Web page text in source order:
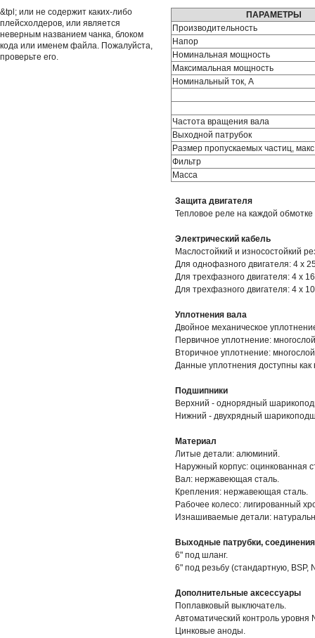
&tpl; или не содержит каких-либо
плейсхолдеров, или является
неверным названием чанка, блоком
кода или именем файла. Пожалуйста,
проверьте его.
ПАРАМЕТРЫ
Производительность
Напор
Номинальная мощность
Максимальная мощность
Номинальный ток, А
Частота вращения вала
Выходной патрубок
Размер пропускаемых частиц,
Фильтр
Масса
Защита двигателя
Тепловое реле на каждой
Электрический кабель
Маслостойкий и износостойкий
Для однофазного двигателя: 4 х
Для трехфазного двигателя: 4 х
Для трехфазного двигателя: 4 х
Уплотнения вала
Двойное механическое
Первичное уплотнение:
Вторичное уплотнение:
Данные уплотнения доступны как
Подшипники
Верхний - однорядный
Нижний - двухрядный
Материал
Литые детали: алюминий.
Наружный корпус: оцинкованная
Вал: нержавеющая сталь.
Крепления: нержавеющая сталь.
Рабочее колесо: лигированный
Изнашиваемые детали:
Выходные патрубки, соединения
6" под шланг.
6" под резьбу (стандартную, BSP,
Дополнительные аксессуары
Поплавковый выключатель.
Автоматический контроль уровня
Цинковые аноды.